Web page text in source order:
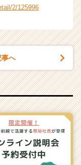
2/125996
事へ